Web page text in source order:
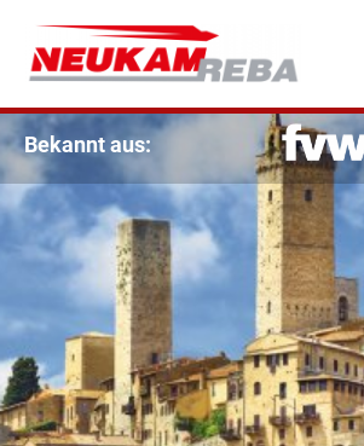
Bekannt aus: